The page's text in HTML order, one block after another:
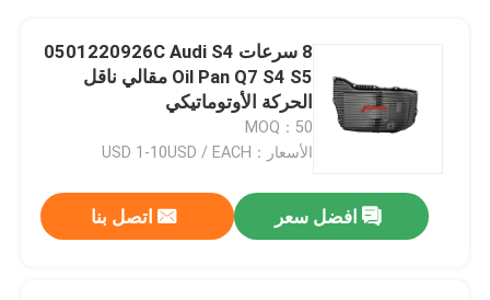
8 سرعات 0501220926C Audi S4
Oil Pan Q7 S4 S5 مقالي ناقل
الحركة الأوتوماتيكي
MOQ：50
الأسعار：USD 1-10USD / EACH
افضل سعر اتصل بنا